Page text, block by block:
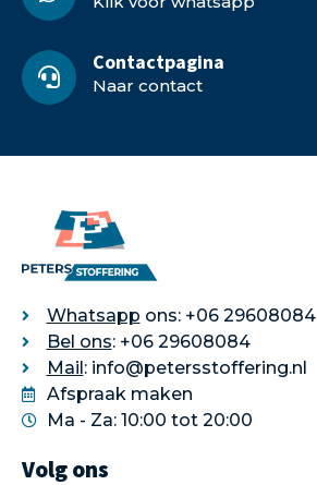
Contactpagina
Naar contact
Whatsapp ons: +06 29608084
Bel ons: +06 29608084
Mail: info@petersstoffering.nl
Afspraak maken
Ma - Za: 10:00 tot 20:00
Volg ons